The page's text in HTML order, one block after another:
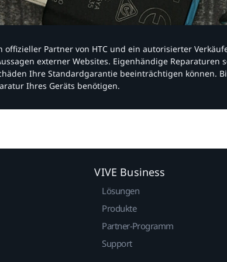
offizieller Partner von HTC und ein autorisierter
externer Websites. Eigenhändige
Ihre Standardgarantie beeinträchtigen können.
Ihres Geräts benötigen.​
VIVE Business
Lösungen
Produkte
Partner-Programm
Support